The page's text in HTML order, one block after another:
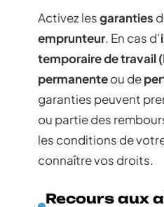
Activez lesgaranties
emprunteur. En cas d’
temporaire de travail
permanenteou de
garanties peuvent
ou partie des
les conditions de
connaître vos droits.
Recours aux